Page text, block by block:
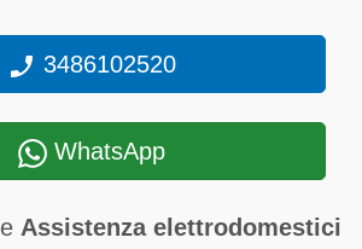
3486102520
WhatsApp
Assistenza elettrodomestici